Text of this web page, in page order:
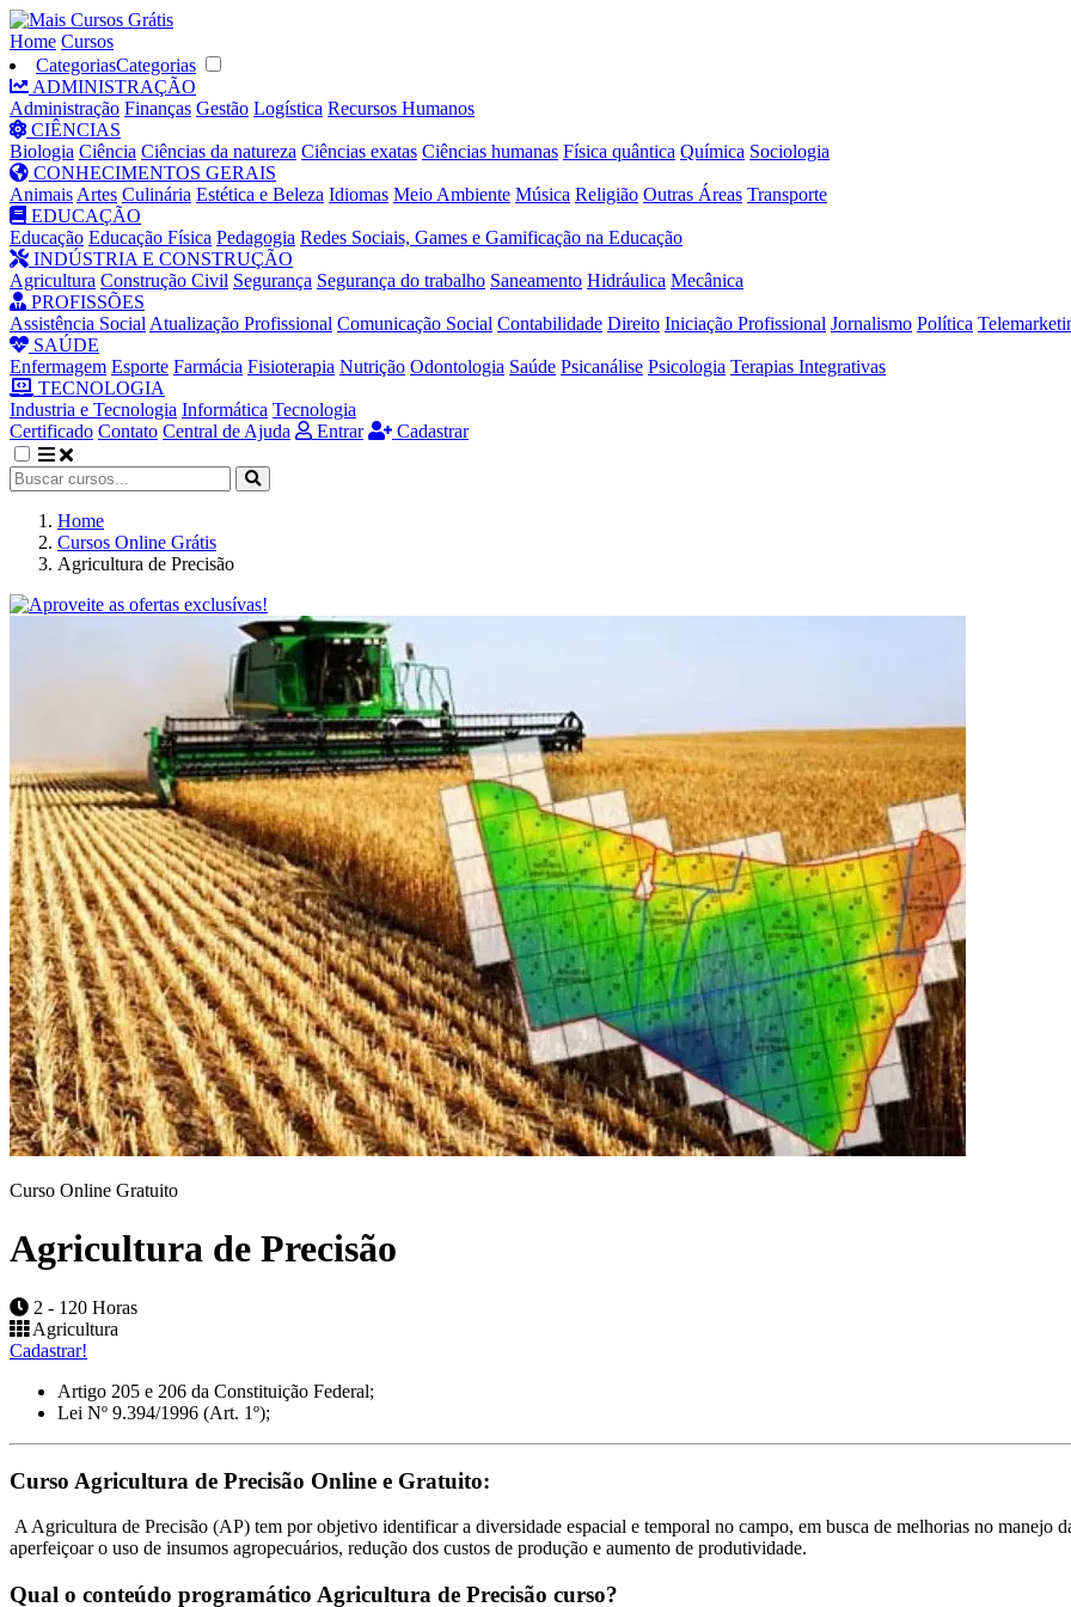
Home Cursos
CategoriasCategorias
ADMINISTRAÇÃO
Administração Finanças Gestão Logística Recursos Humanos
CIÊNCIAS
Biologia Ciência Ciências da natureza Ciências exatas Ciências humanas Física quântica Química Sociologia
CONHECIMENTOS GERAIS
Animais Artes Culinária Estética e Beleza Idiomas Meio Ambiente Música Religião Outras Áreas Transporte
EDUCAÇÃO
Educação Educação Física Pedagogia Redes Sociais, Games e Gamificação na Educação
INDÚSTRIA E CONSTRUÇÃO
Agricultura Construção Civil Segurança Segurança do trabalho Saneamento Hidráulica Mecânica
PROFISSÕES
Assistência Social Atualização Profissional Comunicação Social Contabilidade Direito Iniciação Profissional Jornalismo Política
SAÚDE
Enfermagem Esporte Farmácia Fisioterapia Nutrição Odontologia Saúde Psicanálise Psicologia Terapias Integrativas
TECNOLOGIA
Industria e Tecnologia Informática Tecnologia
Certificado Contato Central de Ajuda Entrar Cadastrar
Home
Cursos Online Grátis
Agricultura de Precisão
Curso Online Gratuito
Agricultura de Precisão
2 - 120 Horas
Agricultura
Cadastrar!
Artigo 205 e 206 da Constituição Federal;
Lei Nº 9.394/1996 (Art. 1º);
Curso Agricultura de Precisão Online e Gratuito:
A Agricultura de Precisão (AP) tem por objetivo identificar a diversidade espacial e temporal no campo, em busca de melhorias no manejo
aperfeiçoar o uso de insumos agropecuários, redução dos custos de produção e aumento de produtividade.
Qual o conteúdo programático Agricultura de Precisão curso?